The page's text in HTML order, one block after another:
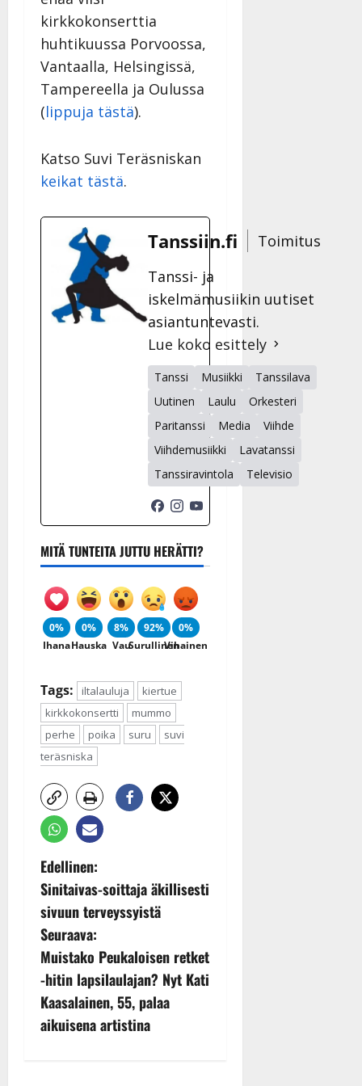
kirkkokonserttia
huhtikuussa Porvoossa,
Vantaalla, Helsingissä,
Tampereella ja Oulussa
(lippuja tästä).
Katso Suvi Teräsniskan
keikat tästä.
Tanssiin.fi
Toimitus
Tanssi- ja
iskelmämusiikin uutiset
asiantuntevasti.
Lue koko esittely
Tanssi Musiikki
Tanssilava
Uutinen
Laulu
Orkesteri
Paritanssi
Media
Viihde
Viihdemusiikki
Lavatanssi
Tanssiravintola
Televisio
MITÄ TUNTEITA JUTTU HERÄTTI?
0%
Ihana
0%
Hauska
8%
Vau
92%
Surullinen
0%
Vihainen
Tags: iltalauluja
kiertue
kirkkokonsertti
mummo
perhe
poika suru
suvi
teräsniska
P
o
s
t
n
a
Edellinen:
Sinitaivas-soittaja äkillisesti
sivuun terveyssyistä
Seuraava:
Muistako Peukaloisen retket
-hitin lapsilaulajan? Nyt Kati
Kaasalainen, 55, palaa
aikuisena artistina